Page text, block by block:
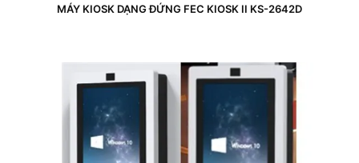
MÁY KIOSK DẠNG ĐỨNG FEC KIOSK II KS-2642D